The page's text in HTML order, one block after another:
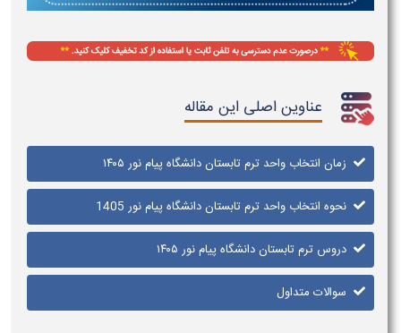
عناوین اصلی این مقاله
زمان انتخاب واحد ترم تابستان دانشگاه پیام نور ۱۴۰۵
نحوه انتخاب واحد ترم تابستان دانشگاه پیام نور 1405
دروس ترم تابستان دانشگاه پیام نور ۱۴۰۵
سوالات متداول